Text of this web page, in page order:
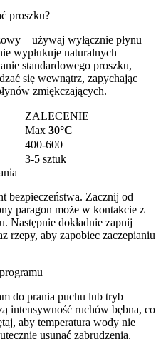
proszku?
– używaj wyłącznie płynu
wypłukuje naturalnych
standardowego proszku,
się wewnątrz, zapychając
zmiękczających.
ZALECENIE
Max 30°C
400-600
3-5 sztuk
bezpieczeństwa. Zacznij od
paragon może w kontakcie z
Następnie dokładnie zapnij
rzepy, aby zapobiec zaczepianiu
do prania puchu lub tryb
intensywność ruchów bębna, co
aby temperatura wody nie
usunąć zabrudzenia,